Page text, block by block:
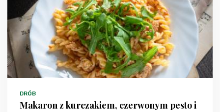
DRÓB
Makaron z kurczakiem, czerwonym pesto i